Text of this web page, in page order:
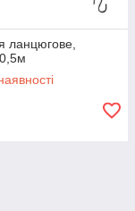
ланцюгове,